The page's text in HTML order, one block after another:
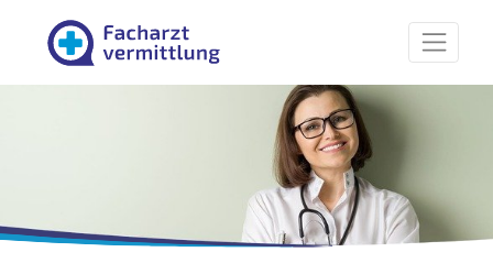
Facharztvermittlung